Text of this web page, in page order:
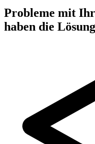
Probleme mit
haben die